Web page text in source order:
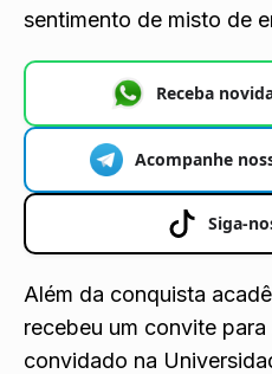
sentimento de misto de
Receba
Acompanhe
Siga-
Além da conquista
recebeu um convite
convidado na